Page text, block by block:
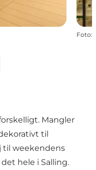
Foto:
Mangler
til
til weekendens
hele i Salling.